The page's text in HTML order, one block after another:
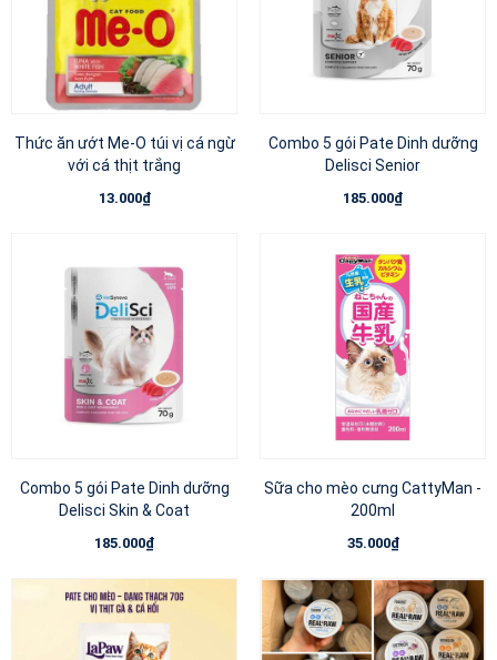
Thức ăn ướt Me-O túi vị cá ngừ
với cá thịt trắng
13.000₫
Combo 5 gói Pate Dinh dưỡng
Delisci Senior
185.000₫
Combo 5 gói Pate Dinh dưỡng
Delisci Skin & Coat
185.000₫
Sữa cho mèo cưng CattyMan -
200ml
35.000₫